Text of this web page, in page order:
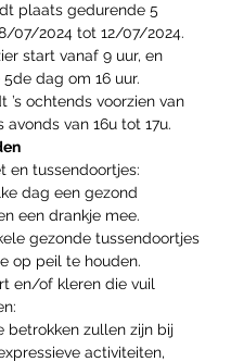
plaats gedurende 5
07/2024 tot 12/07/2024.
start vanaf 9 uur, en
dag om 16 uur.
’s ochtends voorzien van
avonds van 16u tot 17u.
en tussendoortjes:
dag een gezond
een drankje mee.
gezonde tussendoortjes
op peil te houden.
en/of kleren die vuil
betrokken zullen zijn bij
activiteiten,